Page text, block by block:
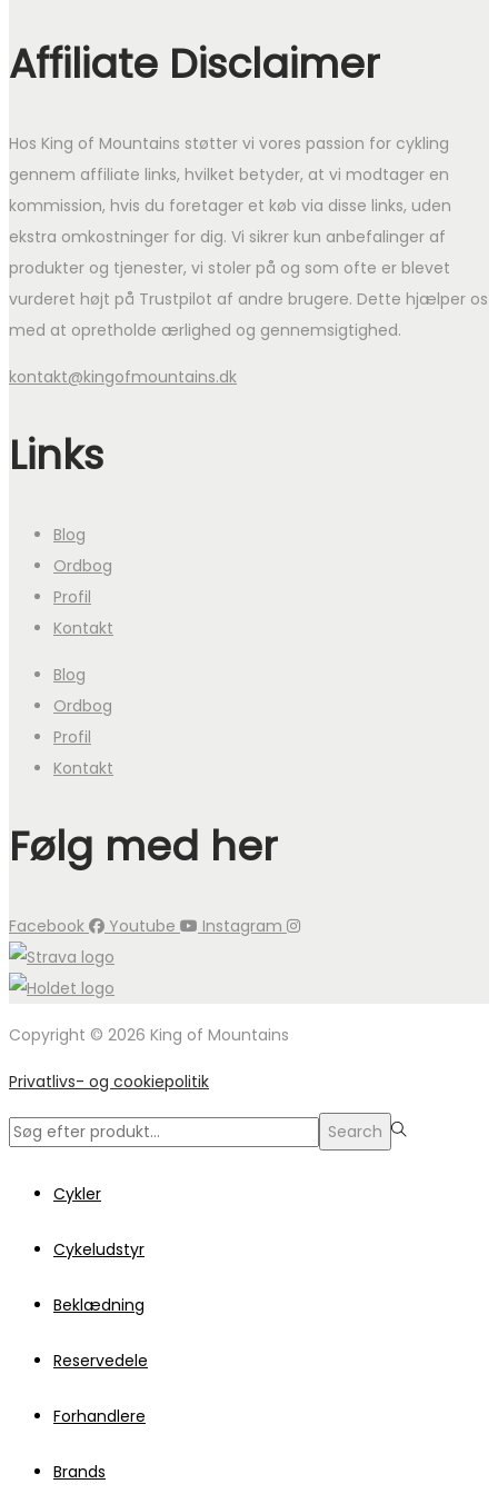
Affiliate Disclaimer
Hos King of Mountains støtter vi vores passion for cykling
gennem affiliate links, hvilket betyder, at vi modtager en
kommission, hvis du foretager et køb via disse links, uden
ekstra omkostninger for dig. Vi sikrer kun anbefalinger af
produkter og tjenester, vi stoler på og som ofte er blevet
vurderet højt på Trustpilot af andre brugere. Dette hjælper os
med at opretholde ærlighed og gennemsigtighed.
kontakt@kingofmountains.dk
Links
Blog
Ordbog
Profil
Kontakt
Blog
Ordbog
Profil
Kontakt
Følg med her
Facebook Youtube Instagram
Copyright © 2026 King of Mountains
Privatlivs- og cookiepolitik
Search
Search
Cykler
Cykeludstyr
Beklædning
Reservedele
Forhandlere
Brands